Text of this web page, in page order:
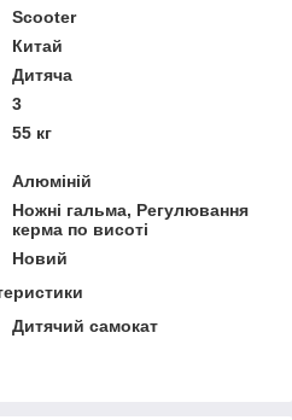
Scooter
Китай
Дитяча
3
55 кг
Алюміній
Ножні гальма, Регулювання
керма по висоті
Новий
Дитячий самокат